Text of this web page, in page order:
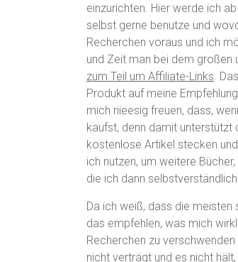
einzurichten. Hier werde ich
selbst gerne benutze und
Recherchen voraus und ich
und Zeit man bei dem großen
zum Teil um Affiliate-Links.
Produkt auf meine
mich riieesig freuen, dass,
kaufst, denn damit unterstützt
kostenlose Artikel stecken
ich nutzen, um weitere
die ich dann
Da ich weiß, dass die
das empfehlen, was mich
Recherchen zu
nicht verträgt und es nicht